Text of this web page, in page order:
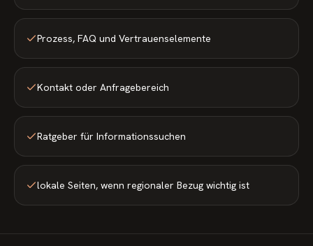
Prozess, FAQ und Vertrauenselemente
Kontakt oder Anfragebereich
Ratgeber für Informationssuchen
lokale Seiten, wenn regionaler Bezug wichtig ist